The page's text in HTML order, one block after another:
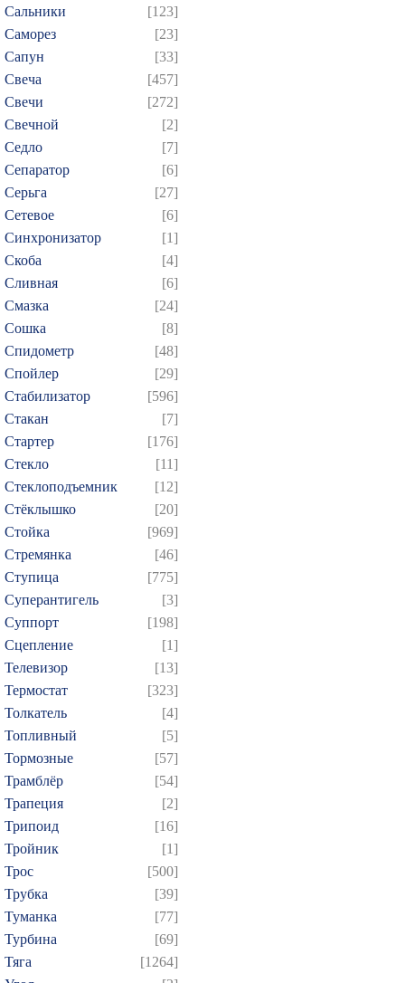
Сальники
[123]
Саморез
[23]
Сапун
[33]
Свеча
[457]
Свечи
[272]
Свечной
[2]
Седло
[7]
Сепаратор
[6]
Серьга
[27]
Сетевое
[6]
Синхронизатор
[1]
Скоба
[4]
Сливная
[6]
Смазка
[24]
Сошка
[8]
Спидометр
[48]
Спойлер
[29]
Стабилизатор
[596]
Стакан
[7]
Стартер
[176]
Стекло
[11]
Стеклоподъемник
[12]
Стёклышко
[20]
Стойка
[969]
Стремянка
[46]
Ступица
[775]
Суперантигель
[3]
Суппорт
[198]
Сцепление
[1]
Телевизор
[13]
Термостат
[323]
Толкатель
[4]
Топливный
[5]
Тормозные
[57]
Трамблёр
[54]
Трапеция
[2]
Трипоид
[16]
Тройник
[1]
Трос
[500]
Трубка
[39]
Туманка
[77]
Турбина
[69]
Тяга
[1264]